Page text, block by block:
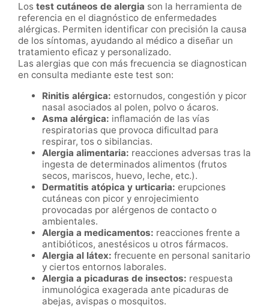
Los test cutáneos de alergia son la herramienta de
referencia en el diagnóstico de enfermedades
alérgicas. Permiten identificar con precisión la causa
de los síntomas, ayudando al médico a diseñar un
tratamiento eficaz y personalizado.
Las alergias que con más frecuencia se diagnostican
en consulta mediante este test son:
Rinitis alérgica: estornudos, congestión y picor
nasal asociados al polen, polvo o ácaros.
Asma alérgica: inflamación de las vías
respiratorias que provoca dificultad para
respirar, tos o sibilancias.
Alergia alimentaria: reacciones adversas tras la
ingesta de determinados alimentos (frutos
secos, mariscos, huevo, leche, etc.).
Dermatitis atópica y urticaria: erupciones
cutáneas con picor y enrojecimiento
provocadas por alérgenos de contacto o
ambientales.
Alergia a medicamentos: reacciones frente a
antibióticos, anestésicos u otros fármacos.
Alergia al látex: frecuente en personal sanitario
y ciertos entornos laborales.
Alergia a picaduras de insectos: respuesta
inmunológica exagerada ante picaduras de
abejas, avispas o mosquitos.